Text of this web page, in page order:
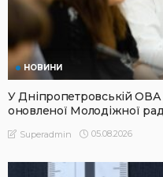
НОВИНИ
У Дніпропетровській
оновленої Молодіжної
Superadmin 05.08.2026